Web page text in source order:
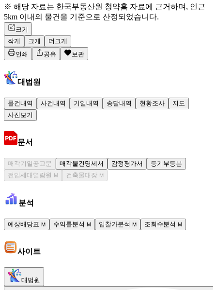
※ 해당 자료는 한국부동산원 청약홈 자료에 근거하며, 인근
5km 이내의 물건을 기준으로 산정되었습니다.
크기
작게
크게
더크게
인쇄
공유 보관
대법원
물건내역 사건내역 기일내역 송달내역 현황조사
지도
사진보기
문서
매각기일공고문 매각물건명세서 감정평가서
등기부등본
전입세대열람원
M 건축물대장 M
분석
예상배당표 M 수익률분석 M 입찰가분석 M 조회수분석 M
사이트
대법원